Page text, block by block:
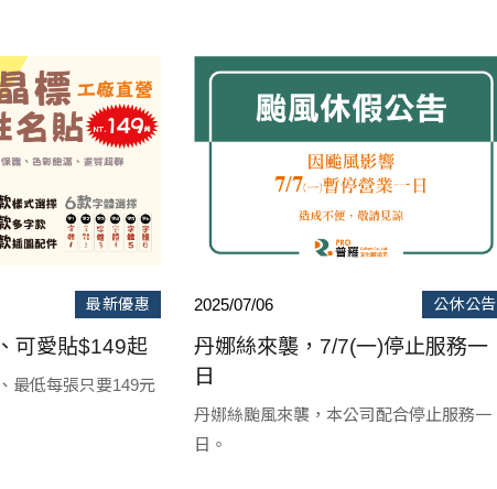
最新優惠
可愛貼$149起
最低每張只要149元
2025/07/06 公休公告
丹娜絲來襲，7/7(一)停止服務一
日
丹娜絲颱風來襲，本公司配合停止服務一
日。